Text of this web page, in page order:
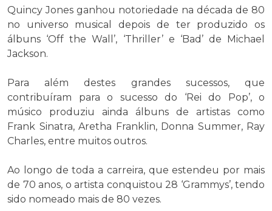
Quincy Jones ganhou notoriedade na década de 80
no universo musical depois de ter produzido os
álbuns ‘Off the Wall’, ‘Thriller’ e ‘Bad’ de Michael
Jackson.
Para além destes grandes sucessos, que
contribuíram para o sucesso do ‘Rei do Pop’, o
músico produziu ainda álbuns de artistas como
Frank Sinatra, Aretha Franklin, Donna Summer, Ray
Charles, entre muitos outros.
Ao longo de toda a carreira, que estendeu por mais
de 70 anos, o artista conquistou 28 ‘Grammys’, tendo
sido nomeado mais de 80 vezes.